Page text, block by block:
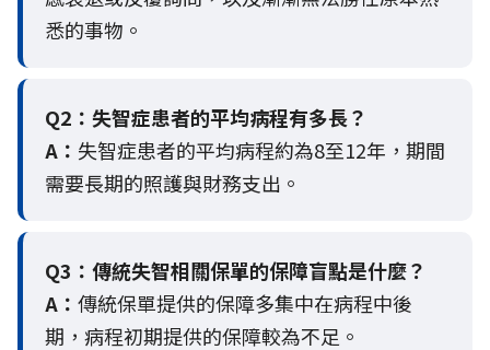
悉的事物。
Q2： 失智症患者的平均病程有多長？
A： 失智症患者的平均病程約為8至12年，期間
需要長期的照護與財務支出。
Q3： 傳統失智相關保單的保障盲點是什麼？
A： 傳統保單提供的保障多集中在病程中後
期，病程初期提供的保障較為不足。